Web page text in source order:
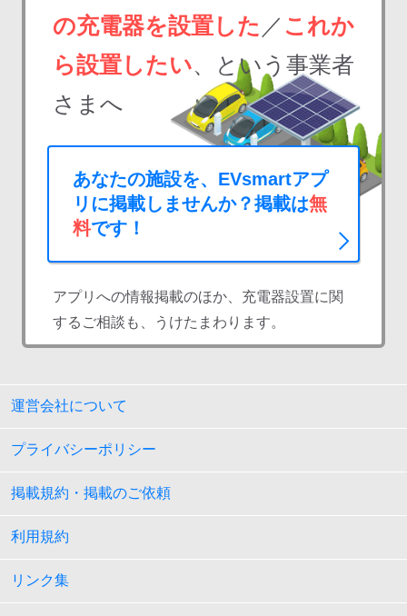
の充電器を設置した ／ これか
ら設置したい、という事業者
さまへ
あなたの施設を、EVsmartアプ
リに掲載しませんか？掲載は無
料です！
アプリへの情報掲載のほか、充電器設置に関
するご相談も、うけたまわります。
運営会社について
プライバシーポリシー
掲載規約・掲載のご依頼
利用規約
リンク集